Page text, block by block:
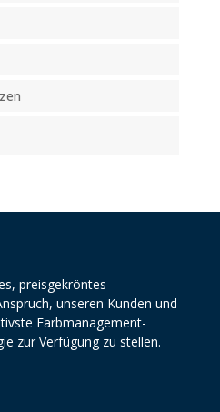
preisgekröntes
unseren Kunden und
Farbmanagement-
zur Verfügung zu stellen.